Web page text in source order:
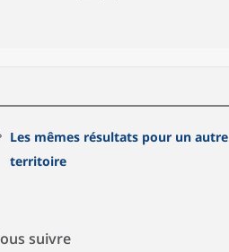
Les mêmes résultats pour un autre
territoire
suivre